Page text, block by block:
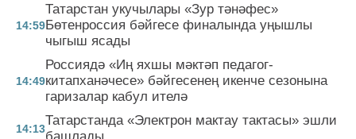
14:59
Татарстан укучылары «Зур тәнәфес»
Бөтенроссия бәйгесе финалында уңышлы
чыгыш ясады
14:49
Россиядә «Иң яхшы мәктәп педагог-
китапханәчесе» бәйгесенең икенче сезонына
гаризалар кабул ителә
14:13
Татарстанда «Электрон мактау тактасы» эшли